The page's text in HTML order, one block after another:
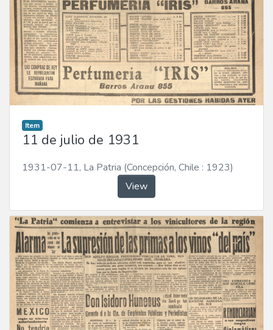
Item
11 de julio de 1931
1931-07-11, La Patria (Concepción, Chile : 1923)
View